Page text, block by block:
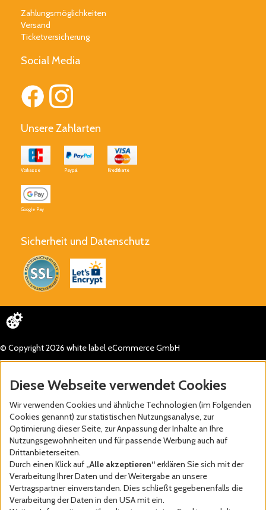
Zahlungsmöglichkeiten
Versand
Ticketversicherung
Social Media
Unsere Zahlarten
Vorkasse Paypal Kreditkarte
Google Pay
Sicherheit und Datenschutz
© Copyright 2026 white label eCommerce GmbH
Diese Webseite verwendet Cookies
Wir verwenden Cookies und ähnliche Technologien (im Folgenden
Cookies genannt) zur statistischen Nutzungsanalyse, zur
Optimierung dieser Seite, zur Anpassung der Inhalte an Ihre
Nutzungsgewohnheiten und für passende Werbung auch auf
Drittanbieterseiten.
Durch einen Klick auf „Alle akzeptieren“ erklären Sie sich mit der
Verarbeitung Ihrer Daten und der Weitergabe an unsere
Vertragspartner einverstanden. Dies schließt gegebenenfalls die
Verarbeitung der Daten in den USA mit ein.